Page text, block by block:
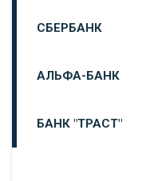
СБЕРБАНК
АЛЬФА-БАНК
БАНК "ТРАСТ"